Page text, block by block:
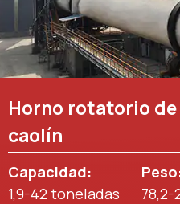
Horno rotatorio de
caolín
Capacidad:
1,9-42 toneladas
Peso
78,2-